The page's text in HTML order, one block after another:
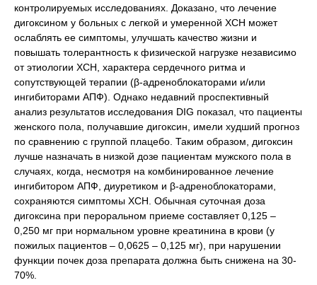
контролируемых исследованиях. Доказано, что лечение
дигоксином у больных с легкой и умеренной ХСН может
ослаблять ее симптомы, улучшать качество жизни и
повышать толерантность к физической нагрузке независимо
от этиологии ХСН, характера сердечного ритма и
сопутствующей терапии (β-адреноблокаторами и/или
ингибиторами АПФ). Однако недавний проспективный
анализ результатов исследования DIG показал, что пациенты
женского пола, получавшие дигоксин, имели худший прогноз
по сравнению с группой плацебо. Таким образом, дигоксин
лучше назначать в низкой дозе пациентам мужского пола в
случаях, когда, несмотря на комбинированное лечение
ингибитором АПФ, диуретиком и β-адреноблокаторами,
сохраняются симптомы ХСН. Обычная суточная доза
дигоксина при пероральном приеме составляет 0,125 –
0,250 мг при нормальном уровне креатинина в крови (у
пожилых пациентов – 0,0625 – 0,125 мг), при нарушении
функции почек доза препарата должна быть снижена на 30-
70%.